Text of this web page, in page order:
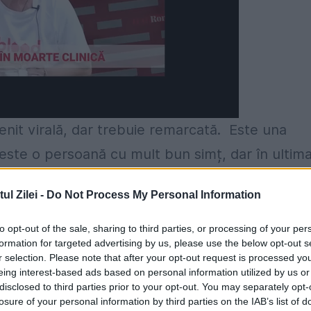
Zilei - Do Not Process My Personal Information
opt-out of the sale, sharing to third parties, or processing of your
for targeted advertising by us, please use the below opt-out
selection. Please note that after your opt-out request is processed
interest-based ads based on personal information utilized by us
to third parties prior to your opt-out. You may separately
of your personal information by third parties on the IAB’s list of
virală, dar trebuie remarcată. Este una
o persoană cu mult bun simț, dar în ultima
la Music Channel să le spună românilor
SUA și a spus tare și răspicat ,,Sunt mândră
mod de a arăta asta. La fel de bine
de vacă natural nu se poate compara cu cel